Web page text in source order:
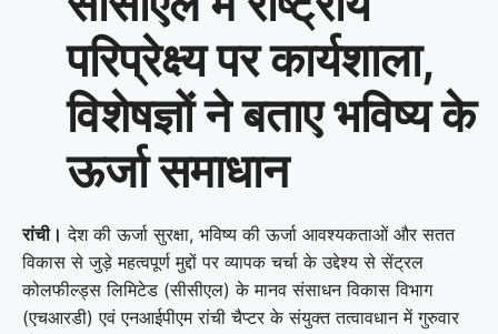
परिप्रेक्ष्य पर कार्यशाला,
विशेषज्ञों ने बताए भविष्य के
ऊर्जा समाधान
रांची। देश की ऊर्जा सुरक्षा, भविष्य की ऊर्जा आवश्यकताओं और सतत
विकास से जुड़े महत्वपूर्ण मुद्दों पर व्यापक चर्चा के उद्देश्य से सेंट्रल
कोलफील्ड्स लिमिटेड (सीसीएल) के मानव संसाधन विकास विभाग
(एचआरडी) एवं एनआईपीएम रांची चैप्टर के संयुक्त तत्वावधान में गुरुवार